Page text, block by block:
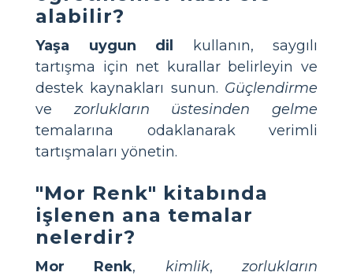
alabilir?
Yaşa uygun dil
kullanın, saygılı
tartışma için net kurallar belirleyin ve
destek kaynakları sunun. Güçlendirme
ve zorlukların üstesinden gelme
temalarına odaklanarak verimli
tartışmaları yönetin.
"Mor Renk" kitabında
işlenen ana temalar
nelerdir?
Mor Renk, kimlik,zorlukların